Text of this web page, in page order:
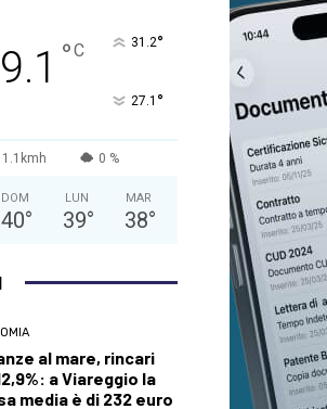
°C 31.2°
27.1 °
1.1kmh 0 %
DOM
40°
LUN
39°
MAR
38°
al mare, rincari
a Viareggio la
media è di 232 euro